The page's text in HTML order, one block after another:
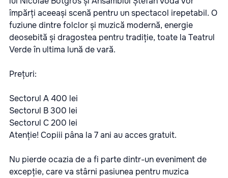
împărți aceeași scenă pentru un spectacol irepetabil. O
fuziune dintre folclor și muzică modernă, energie
deosebită și dragostea pentru tradiție, toate la Teatrul
Verde în ultima lună de vară.
Prețuri:
Sectorul A 400 lei
Sectorul B 300 lei
Sectorul C 200 lei
Atenție! Copiii pâna la 7 ani au acces gratuit.
Nu pierde ocazia de a fi parte dintr-un eveniment de
excepție, care va stârni pasiunea pentru muzica